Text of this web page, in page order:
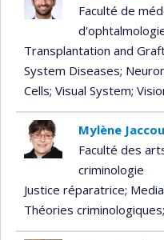
Faculté de
Transplantation and
System Diseases;
Cells; Visual System;
Mylène
Faculté des
criminologie
Justice réparatrice;
Théories criminologiques